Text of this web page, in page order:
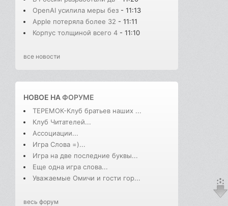
OpenAI усилила меры без - 11:13
Apple потеряла более 32 - 11:11
Корпус толщиной всего 4 - 11:10
все новости
НОВОЕ НАФОРУМЕ
ТЕРЕМОК-Клуб братьев наших ...
Клуб Читателей...
Ассоциации...
Игра Слова =)...
Игра на две последние буквы...
Еще одна игра слова...
Уважаемые Омичи и гости гор...
весь форум